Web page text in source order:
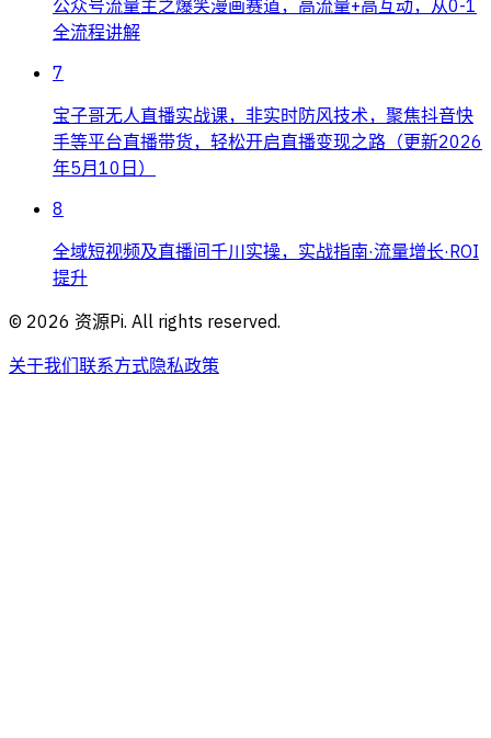
公众号流量主之爆笑漫画赛道，高流量+高互动，从0-1
全流程讲解
7
宝子哥无人直播实战课，非实时防风技术，聚焦抖音快
手等平台直播带货，轻松开启直播变现之路（更新2026
年5月10日）
8
全域短视频及直播间千川实操，实战指南·流量增长·ROI
提升
© 2026 资源Pi. All rights reserved.
关于我们联系方式隐私政策